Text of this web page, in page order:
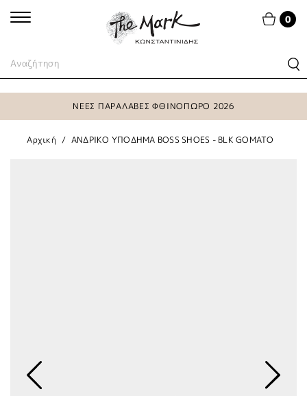
0
ΝΕΕΣ ΠΑΡΑΛΑΒΕΣ ΦΘΙΝΟΠΩΡΟ 2026
Αρχική ΑΝΔΡΙΚΟ ΥΠΟΔΗΜΑ BOSS SHOES - BLK GOMATO